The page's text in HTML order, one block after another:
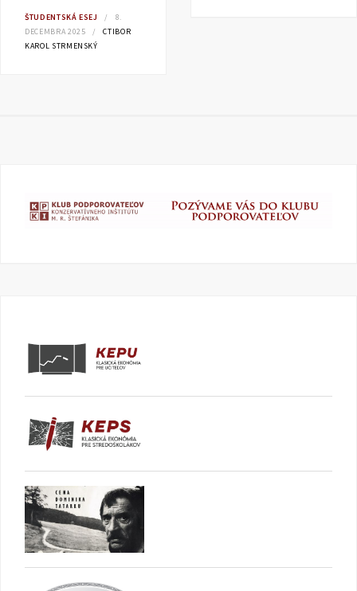
ŠTUDENTSKÁ ESEJ
8.
DECEMBRA 2025
CTIBOR
KAROL STRMENSKÝ